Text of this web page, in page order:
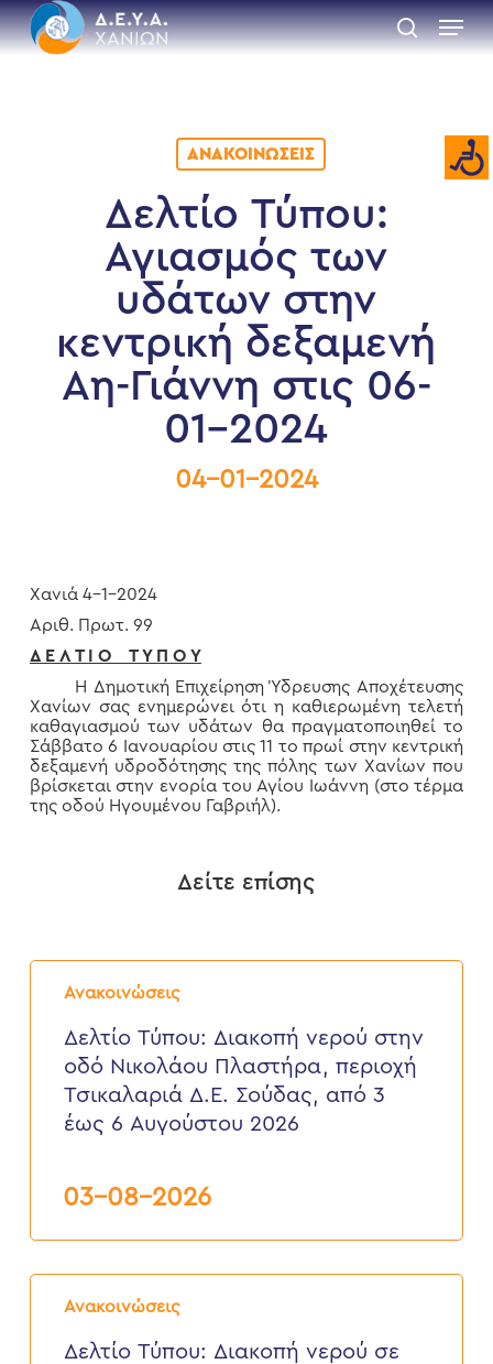
Skip
to
main
search
Menu
ΑΝΑΚΟΙΝΏΣΕΙΣ
Δελτίο Τύπου:
Αγιασμός των
υδάτων στην
κεντρική δεξαμενή
Αη-Γιάννη στις 06-
01-2024
04-01-2024
Χανιά 4-1-2024
Αριθ. Πρωτ. 99
Δ Ε Λ Τ Ι Ο Τ Υ Π Ο Υ
Η Δημοτική Επιχείρηση Ύδρευσης Αποχέτευσης
Χανίων σας ενημερώνει ότι η καθιερωμένη τελετή
καθαγιασμού των υδάτων θα πραγματοποιηθεί το
Σάββατο 6 Ιανουαρίου στις 11 το πρωί στην κεντρική
δεξαμενή υδροδότησης της πόλης των Χανίων που
βρίσκεται στην ενορία του Αγίου Ιωάννη (στο τέρμα
της οδού Ηγουμένου Γαβριήλ).
Δείτε επίσης
Ανακοινώσεις
Δελτίο
Τύπου:
νερού
στην
Νικολάου
Πλαστήρα,
περιοχή
Σούδας,
έως
2026
Δελτίο Τύπου: Διακοπή νερού στην
οδό Νικολάου Πλαστήρα, περιοχή
Τσικαλαριά Δ.Ε. Σούδας, από 3
έως 6 Αυγούστου 2026
03-08-2026
Ανακοινώσεις
Δελτίο
Τύπου:
νερούΔελτίο Τύπου: Διακοπή νερού σε